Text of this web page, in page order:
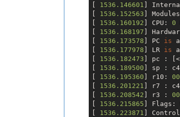
[ 1536.146601 ]
[ 1536.152563 ]
[ 1536.160192 ] CPU: 0
[ 1536.168197 ]
[ 1536.173578 ] PC is
[ 1536.177978 ] LR is
[ 1536.182473 ] pc :
[ 1536.189500 ] sp :
[ 1536.195360 ] r10:
[ 1536.201221 ] r7 :
[ 1536.208542 ] r3 :
[ 1536.215865 ] Flags:
[ 1536.223871 ]